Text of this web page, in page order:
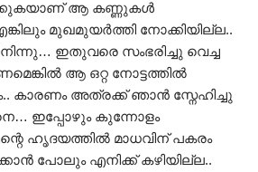
ആ കണ്ണുകൾ
മുഖമുയർത്തി നോക്കിയില്ല..
നിന്നു… ഇതുവരെ സംഭരിച്ചു വെച്ച
ആ ഒറ്റ നോട്ടത്തിൽ
കാരണം അത്രക്ക് ഞാൻ സ്നേഹിച്ചു
ഇപ്പോഴും കുന്നോളം
ഹൃദയത്തിൽ മാധവിന് പകരം
പോലും എനിക്ക് കഴിയില്ല..